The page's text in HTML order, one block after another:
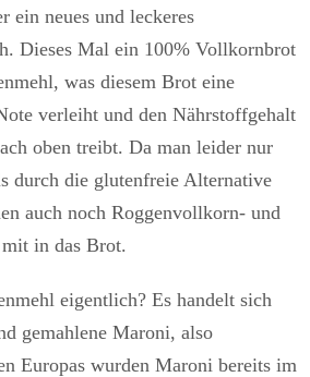
ein neues und leckeres
Dieses Mal ein 100% Vollkornbrot
was diesem Brot eine
verleiht und den Nährstoffgehalt
oben treibt. Da man leider nur
durch die glutenfreie Alternative
auch noch Roggenvollkorn- und
in das Brot.
eigentlich? Es handelt sich
gemahlene Maroni, also
Europas wurden Maroni bereits im